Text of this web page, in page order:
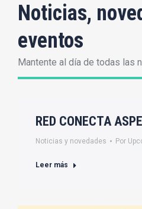
Noticias,
eventos
Mantente al día de todas las
RED CONECTA ASPE
Noticias y novedades Por
Leer más